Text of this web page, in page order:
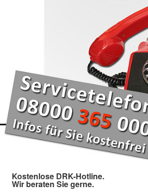
Kostenlose DRK-Hotline.
Wir beraten Sie gerne.